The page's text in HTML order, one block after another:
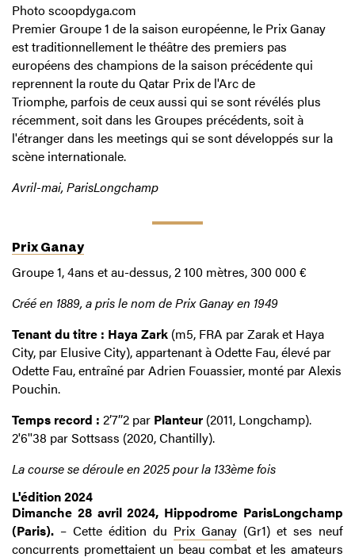
Photo scoopdyga.com
Premier Groupe 1 de la saison européenne, le Prix Ganay
est traditionnellement le théâtre des premiers pas
européens des champions de la saison précédente qui
reprennent la route du Qatar Prix de l'Arc de
Triomphe, parfois de ceux aussi qui se sont révélés plus
récemment, soit dans les Groupes précédents, soit à
l'étranger dans les meetings qui se sont développés sur la
scène internationale.
Avril-mai, ParisLongchamp
Prix Ganay
Groupe 1, 4ans et au-dessus, 2 100 mètres, 300 000 €
Créé en 1889, a pris le nom de Prix Ganay en 1949
Tenant du titre : Haya Zark (m5, FRA par Zarak et Haya
City, par Elusive City), appartenant à Odette Fau, élevé par
Odette Fau, entraîné par Adrien Fouassier, monté par Alexis
Pouchin.
Temps record : 2’7’’2 par Planteur (2011, Longchamp).
2'6''38 par Sottsass (2020, Chantilly).
La course se déroule en 2025 pour la 133ème fois
L'édition 2024
Dimanche 28 avril 2024, Hippodrome ParisLongchamp
(Paris). – Cette édition du Prix Ganay (Gr1) et ses neuf
concurrents promettaient un beau combat et les amateurs